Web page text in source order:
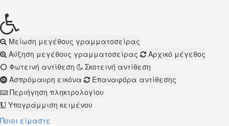
Μείωση μεγέθους γραμματοσείρας
Αύξηση μεγέθους γραμματοσείρας
Αρχικό μέγεθος
Φωτεινή αντίθεση
Σκοτεινή αντίθεση
Ασπρόμαυρη εικόνα
Επαναφόρα αντίθεσης
Περιήγηση πληκτρολογίου
Υπογράμμιση κειμένου
Ποιοι είμαστε